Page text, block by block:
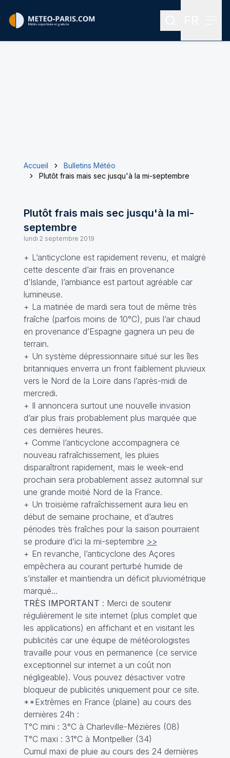
Rechercher
Accueil
Bulletins Météo
Plutôt frais mais sec jusqu'à la mi-septembre
Plutôt frais mais sec jusqu'à la mi-
septembre
lundi 2 septembre 2019
+ L’anticyclone est rapidement revenu, et malgré
cette descente d’air frais en provenance
d’Islande, l’ambiance est partout agréable car
lumineuse.
+ La matinée de mardi sera tout de même très
fraîche (parfois moins de 10°C), puis l’air chaud
en provenance d’Espagne gagnera un peu de
terrain.
+ Un système dépressionnaire situé sur les îles
britanniques enverra un front faiblement pluvieux
vers le Nord de la Loire dans l’après-midi de
mercredi.
+ Il annoncera surtout une nouvelle invasion
d’air plus frais probablement plus marquée que
ces dernières heures.
+ Comme l’anticyclone accompagnera ce
nouveau rafraîchissement, les pluies
disparaîtront rapidement, mais le week-end
prochain sera probablement assez automnal sur
une grande moitié Nord de la France.
+ Un troisième rafraîchissement aura lieu en
début de semaine prochaine, et d’autres
périodes très fraîches pour la saison pourraient
se produire d’ici la mi-septembre >>
+ En revanche, l’anticyclone des Açores
empêchera au courant perturbé humide de
s’installer et maintiendra un déficit pluviométrique
marqué...
TRÈS IMPORTANT : Merci de soutenir
régulièrement le site internet (plus complet que
les applications) en affichant et en visitant les
publicités car une équipe de météorologistes
travaille pour vous en permanence (ce service
exceptionnel sur internet a un coût non
négligeable). Vous pouvez désactiver votre
bloqueur de publicités uniquement pour ce site.
**Extrêmes en France (plaine) au cours des
dernières 24h :
T°C mini : 3°C à Charleville-Mézières (08)
T°C maxi : 31°C à Montpellier (34)
Cumul maxi de pluie au cours des 24 dernières